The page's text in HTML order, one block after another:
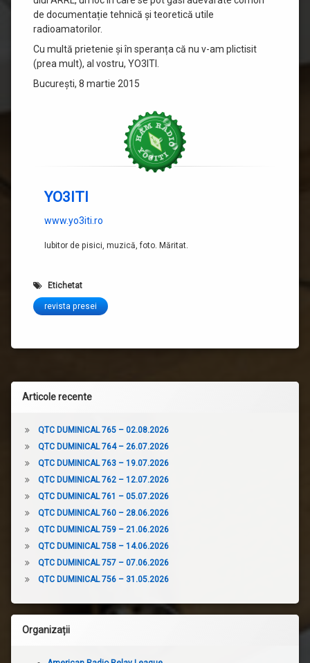
de documentație tehnică și teoretică utile
radioamatorilor.
Cu multă prietenie și în speranța că nu v-am plictisit
(prea mult), al vostru, YO3ITI.
București, 8 martie 2015
YO3ITI
www.yo3iti.ro
Iubitor de pisici, muzică, foto. Măritat.
Etichetat
revista presei
Articole recente
QTC DUMINICAL 765 – 02.08.2026
QTC DUMINICAL 764 – 26.07.2026
QTC DUMINICAL 763 – 19.07.2026
QTC DUMINICAL 762 – 12.07.2026
QTC DUMINICAL 761 – 05.07.2026
QTC DUMINICAL 760 – 28.06.2026
QTC DUMINICAL 759 – 21.06.2026
QTC DUMINICAL 758 – 14.06.2026
QTC DUMINICAL 757 – 07.06.2026
QTC DUMINICAL 756 – 31.05.2026
Organizații